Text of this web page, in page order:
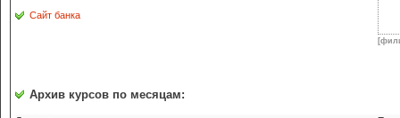
Сайт банка
Архив курсов по месяцам: